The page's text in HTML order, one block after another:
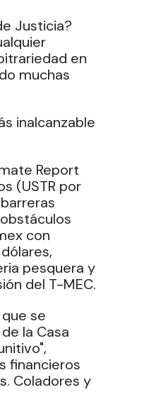
Justicia?
en
muchas
inalcanzable
Report
(USTR por
con
pesquera y
del T-MEC.
se
la Casa
financieros
Coladores y